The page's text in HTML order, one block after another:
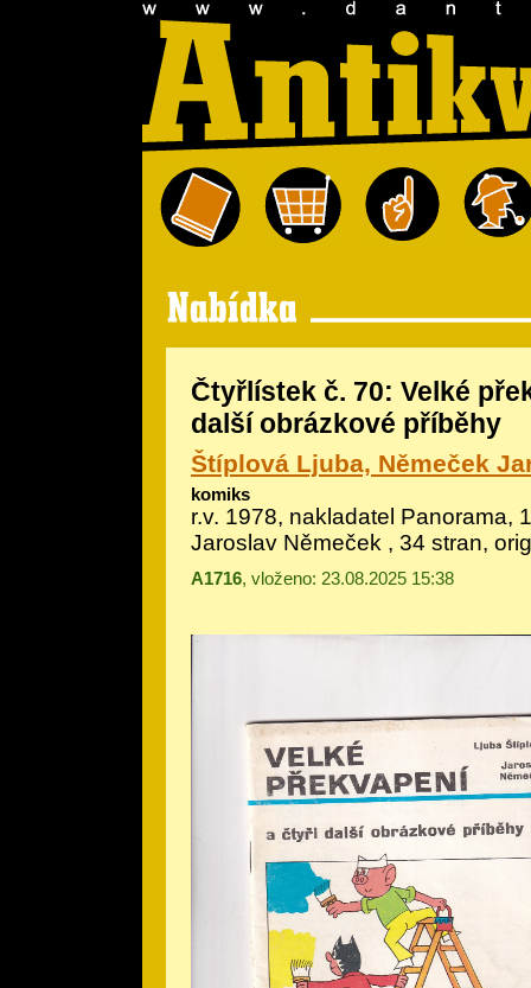
Čtyřlístek č. 70: Velké
další obrázkové příběhy
Štíplová Ljuba, Němeček
komiks
r.v. 1978, nakladatel Panorama,
Jaroslav Němeček , 34 stran,
A1716, vloženo: 23.08.2025 15:38